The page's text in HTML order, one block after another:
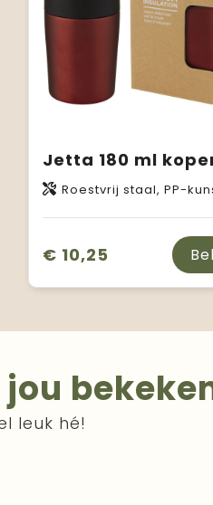
Roestvrij staal, PP-
€ 10,25
leuk hé!